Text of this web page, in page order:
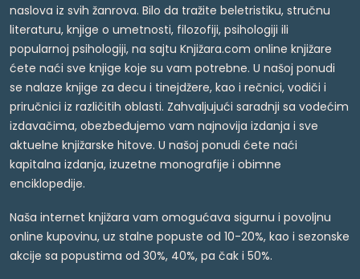
naslova iz svih žanrova. Bilo da tražite beletristiku, stručnu
literaturu, knjige o umetnosti, filozofiji, psihologiji ili
popularnoj psihologiji, na sajtu Knjižara.com online knjižare
ćete naći sve knjige koje su vam potrebne. U našoj ponudi
se nalaze knjige za decu i tinejdžere, kao i rečnici, vodiči i
priručnici iz različitih oblasti. Zahvaljujući saradnji sa vodećim
izdavačima, obezbeđujemo vam najnovija izdanja i sve
aktuelne knjižarske hitove. U našoj ponudi ćete naći
kapitalna izdanja, izuzetne monografije i obimne
enciklopedije.
Naša internet knjižara vam omogućava sigurnu i povoljnu
online kupovinu, uz stalne popuste od 10-20%, kao i sezonske
akcije sa popustima od 30%, 40%, pa čak i 50%.